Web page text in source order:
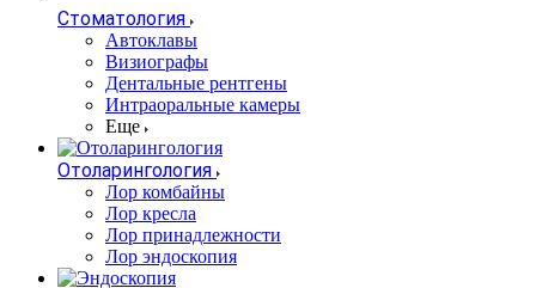
Стоматология
Автоклавы
Визиографы
Дентальные рентгены
Интраоральные камеры
Еще
Отоларингология
Лор комбайны
Лор кресла
Лор принадлежности
Лор эндоскопия